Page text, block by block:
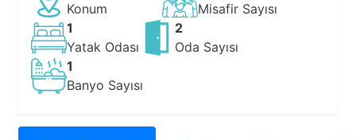
Konum
Misafir Sayısı
1
Yatak Odası
2
Oda Sayısı
1
Banyo Sayısı